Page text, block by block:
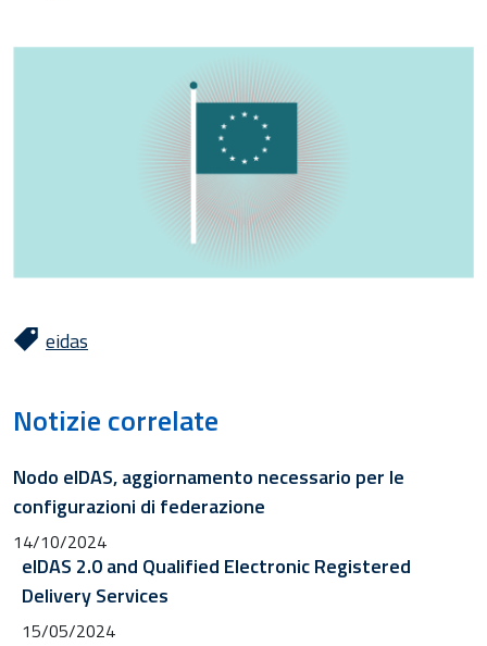
eidas
Notizie correlate
Nodo eIDAS, aggiornamento necessario per le
configurazioni di federazione
14/10/2024
eIDAS 2.0 and Qualified Electronic Registered
Delivery Services
15/05/2024